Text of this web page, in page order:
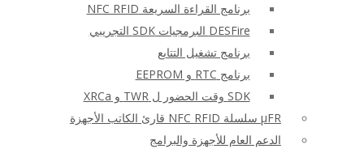
برنامج القراءة السريعة NFC RFID
DESFire البرمجيات SDK التجريبي
برنامج تشغيل التتابع
برنامج RTC و EEPROM
SDK وقت الحضور ل TWR و XRCa
μFR سلسلة NFC RFID قارئ الكاتب الأجهزة
الدعم العام للأجهزة والبرامج